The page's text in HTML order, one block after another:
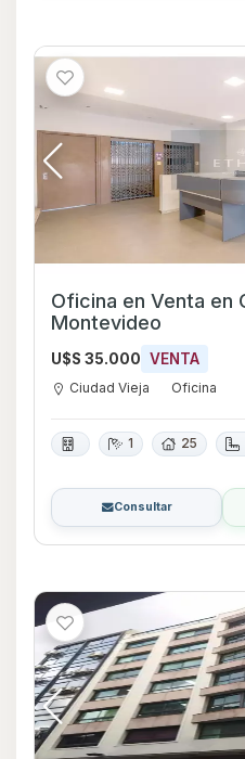
Oficina en Venta en Ciudad Vieja,
Montevideo
U$S 35.000 VENTA
Ciudad Vieja Oficina
1 25
Consultar